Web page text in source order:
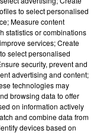
édition de
septembre 2026 au
président...
Voir plus
to select personalised
Measure content
statistics or combinations
services; Create
select personalised
security, prevent and
advertising and content;
technologies may
browsing data to offer
on information actively
and combine data from
devices based on